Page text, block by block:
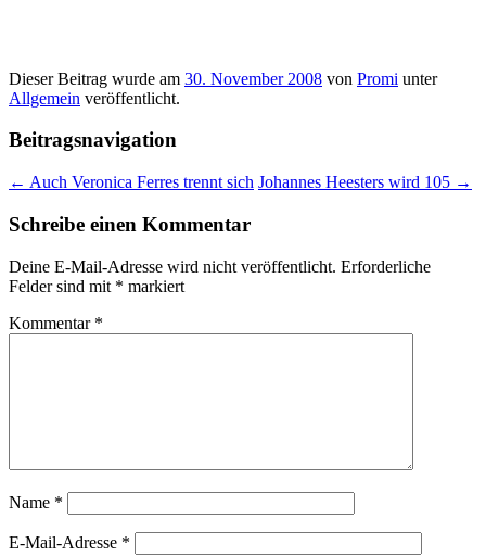
Dieser Beitrag wurde am 30. November 2008 von Promi unter
Allgemein veröffentlicht.
Beitragsnavigation
← Auch Veronica Ferres trennt sich Johannes Heesters wird 105 →
Schreibe einen Kommentar
Deine E-Mail-Adresse wird nicht veröffentlicht. Erforderliche
Felder sind mit * markiert
Kommentar *
Name *
E-Mail-Adresse *